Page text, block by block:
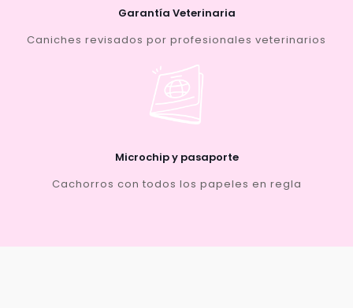
Garantía Veterinaria
Caniches revisados por profesionales veterinarios
Microchip y pasaporte
Cachorros con todos los papeles en regla